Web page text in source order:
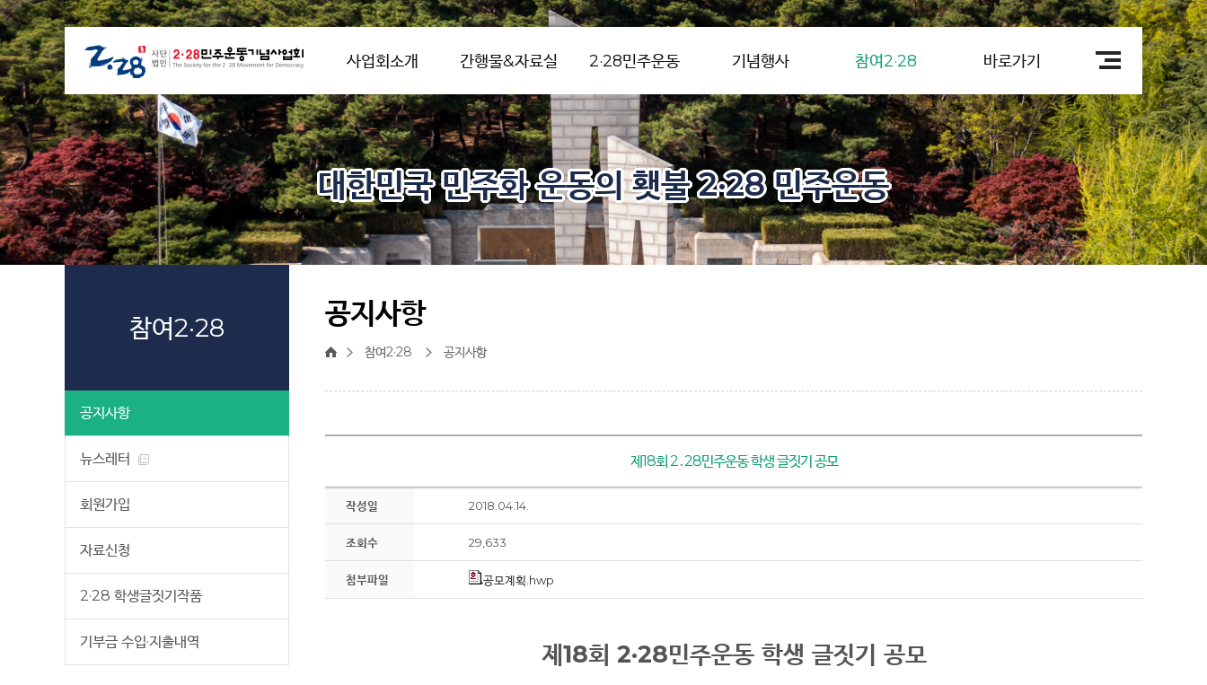
사업회소개 간행물&자료실 2·28민주운동 기념행사 참여2·28 바로가기
대한민국 민주화 운동의 횃불 2·28 민주운동
참여2·28
공지사항
뉴스레터
회원가입
자료신청
2·28 학생글짓기작품
기부금 수입·지출내역
공지사항
참여2·28 공지사항
제18회 2․28민주운동 학생 글짓기 공모
작성일 2018.04.14.
조회수 29,633
첨부파일 공모계획.hwp
제18회 2·28민주운동 학생 글짓기 공모